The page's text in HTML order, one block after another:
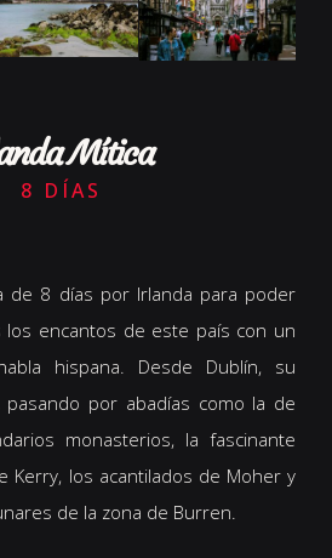
Mítica
8 DÍAS
de 8 días por Irlanda para poder
encantos de este país con un
hispana. Desde Dublín, su
pasando por abadías como la de
monasterios, la fascinante
Kerry, los acantilados de Moher y
de la zona de Burren.